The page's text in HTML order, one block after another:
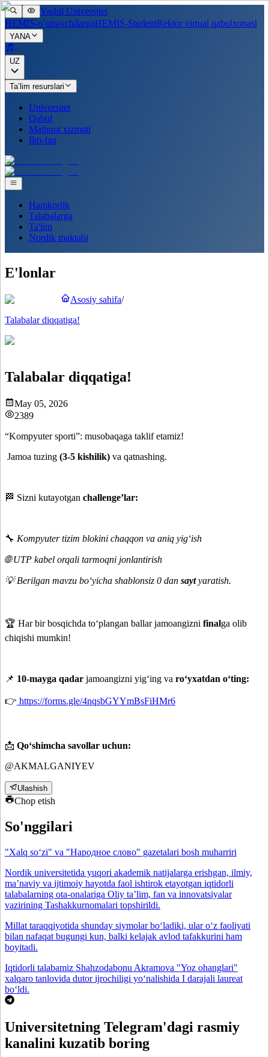
Yashil Universitet
HEMIS-o‘qituvchilargaHEMIS-StudentRektor virtual qabulxonasi
YANA
UZ
Ta’lim resurslari
Universitet
Qabul
Matbuot xizmati
Ilm-fan
Hamkorlik
Talabalarga
Ta'lim
Nordik maktabi
E'lonlar
Asosiy sahifa/
Talabalar diqqatiga!
Talabalar diqqatiga!
May 05, 2026
2389
“Kompyuter sporti”: musobaqaga taklif etamiz!
Jamoa tuzing (3-5 kishilik) va qatnashing.
🏁 Sizni kutayotgan challenge’lar:
🔧 Kompyuter tizim blokini chaqqon va aniq yig‘ish
🌐 UTP kabel orqali tarmoqni jonlantirish
💡 Berilgan mavzu bo‘yicha shablonsiz 0 dan saytyaratish.
🏆 Har bir bosqichda to‘plangan ballar jamoangizni finalga olib
chiqishi mumkin!
📌 10-mayga qadar jamoangizni yig‘ing va ro‘yxatdan o‘ting:
👉 https://forms.gle/4nqsbGYYmBsFiHMr6⁠
📩 Qo‘shimcha savollar uchun:
@AKMALGANIYEV
Ulashish
Chop etish
So'nggilari
"Xalq so‘zi" va "Народное слово" gazetalari bosh muharriri
Nordik universitetida yuqori akademik natijalarga erishgan, ilmiy,
maʼnaviy va ijtimoiy hayotda faol ishtirok etayotgan iqtidorli
talabalarning ota-onalariga Oliy taʼlim, fan va innovatsiyalar
vazirining Tashakkurnomalari topshirildi.
Millat taraqqiyotida shunday siymolar bo‘ladiki, ular o‘z faoliyati
bilan nafaqat bugungi kun, balki kelajak avlod tafakkurini ham
boyitadi.
Iqtidorli talabamiz Shahzodabonu Akramova "Yoz ohanglari"
xalqaro tanlovida dutor ijrochiligi yo‘nalishida I darajali laureat
bo‘ldi.
Universitetning Telegram'dagi rasmiy
kanalini kuzatib boring